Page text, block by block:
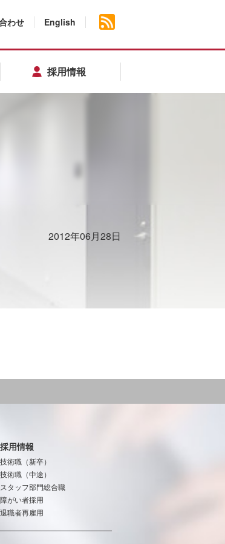
わせ English
採用情報
2012年06月28日
採用情報
技術職（新卒）
技術職（中途）
スタッフ部門総合職
障がい者採用
退職者再雇用